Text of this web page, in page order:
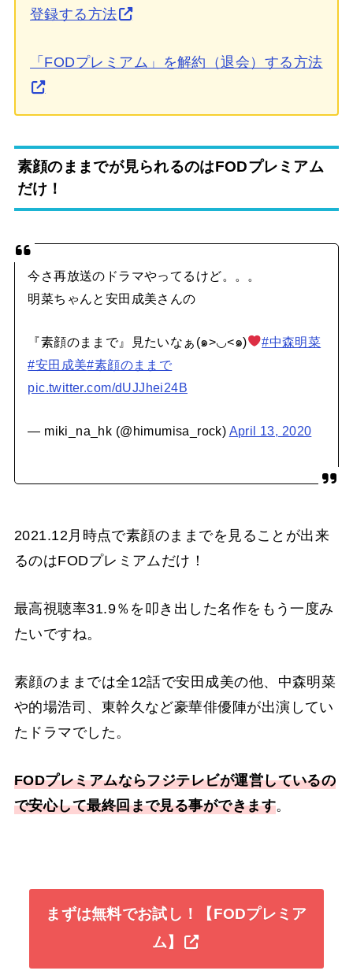
登録する方法
「FODプレミアム」を解約（退会）する方法
素顔のままでが見られるのはFODプレミアム
だけ！
今さ再放送のドラマやってるけど。。。
明菜ちゃんと安田成美さんの
『素顔のままで』見たいなぁ(๑>◡<๑)
#中森明菜
#安田成美#素顔のままで
pic.twitter.com/dUJJhei24B
— miki_na_hk (@himumisa_rock) April 13, 2020
2021.12月時点で素顔のままでを見ることが出来
るのはFODプレミアムだけ！
最高視聴率31.9％を叩き出した名作をもう一度み
たいですね。
素顔のままでは全12話で安田成美の他、中森明菜
や的場浩司、東幹久など豪華俳優陣が出演してい
たドラマでした。
FODプレミアムならフジテレビが運営しているの
で安心して最終回まで見る事ができます。
まずは無料でお試し！【FODプレミア
ム】